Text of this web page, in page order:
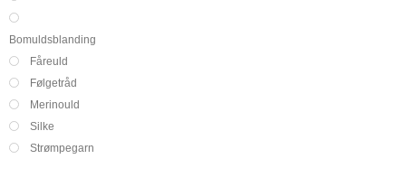
Bomuldsblanding
Fåreuld
Følgetråd
Merinould
Silke
Strømpegarn